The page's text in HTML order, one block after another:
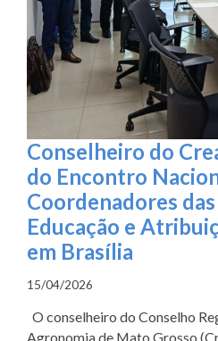
Conselheiro do
do Encontro
Coordenadores
Educação e
em Brasília
15/04/2026
O conselheiro do Conselho
Agronomia de Mato Grosso